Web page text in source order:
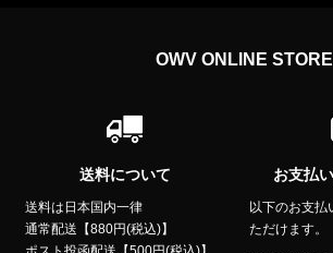
OWV ONLINE STORE